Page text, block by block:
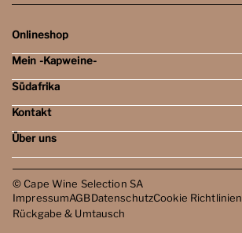
Onlineshop
Rotweine
Weissweine
Schaumweine
Tasting-Sets
Dessert- & Port-Weine
Mein -Kapweine-
Mein Konto
Meine Bestellungen
Wunschliste
Südafrika
Weingebiete
Weingüter
Weinbewertungen
Reisen
Kontakt
Öffnungszeiten
Kontakt
Über uns
Kapweine
Team
Jobs
Newsletter
© Cape Wine Selection SA
ImpressumAGBDatenschutzCookie Richtlinien
Rückgabe & Umtausch